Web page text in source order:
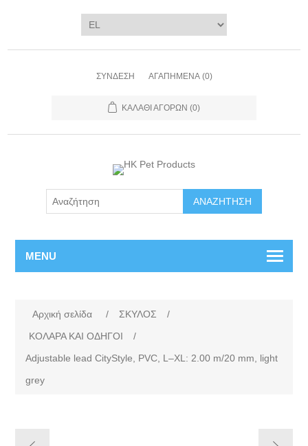
ΣΎΝΔΕΣΗ ΑΓΑΠΗΜΈΝΑ (0)
ΚΑΛΆΘΙ ΑΓΟΡΏΝ (0)
ΑΝΑΖΉΤΗΣΗ
MENU
Αρχική σελίδα / ΣΚΥΛΟΣ
/
ΚΟΛΑΡΑ ΚΑΙ ΟΔΗΓΟΙ
/
Adjustable lead CityStyle, PVC, L–XL: 2.00 m/20 mm, light
grey